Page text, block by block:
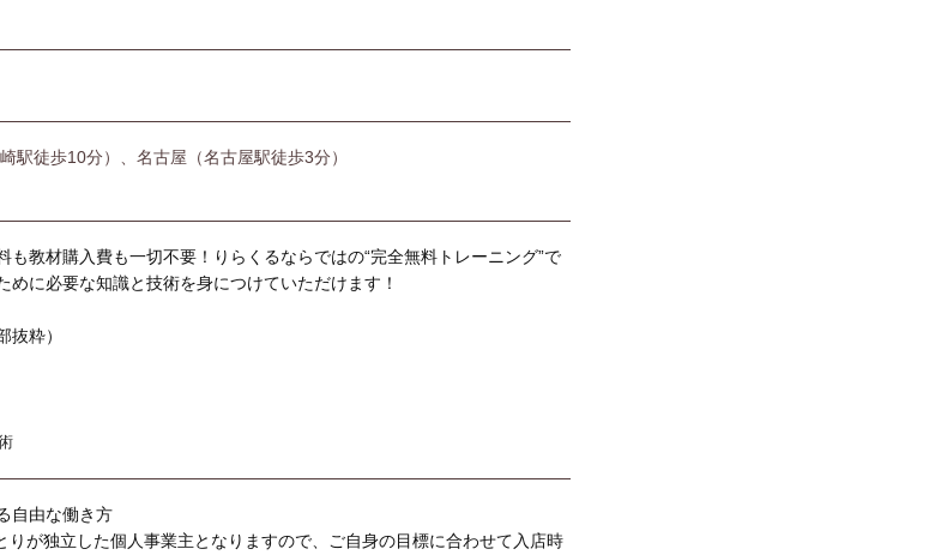
駅徒歩10分）、名古屋（名古屋駅徒歩3分）
も教材購入費も一切不要！りらくるならではの“完全無料トレーニング”で
めに必要な知識と技術を身につけていただけます！
抜粋）
自由な働き方
が独立した個人事業主となりますので、ご自身の目標に合わせて入店時